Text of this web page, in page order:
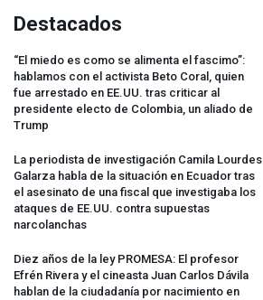
Destacados
“El miedo es como se alimenta el fascimo”:
hablamos con el activista Beto Coral, quien
fue arrestado en EE.UU. tras criticar al
presidente electo de Colombia, un aliado de
Trump
La periodista de investigación Camila Lourdes
Galarza habla de la situación en Ecuador tras
el asesinato de una fiscal que investigaba los
ataques de EE.UU. contra supuestas
narcolanchas
Diez años de la ley PROMESA: El profesor
Efrén Rivera y el cineasta Juan Carlos Dávila
hablan de la ciudadanía por nacimiento en